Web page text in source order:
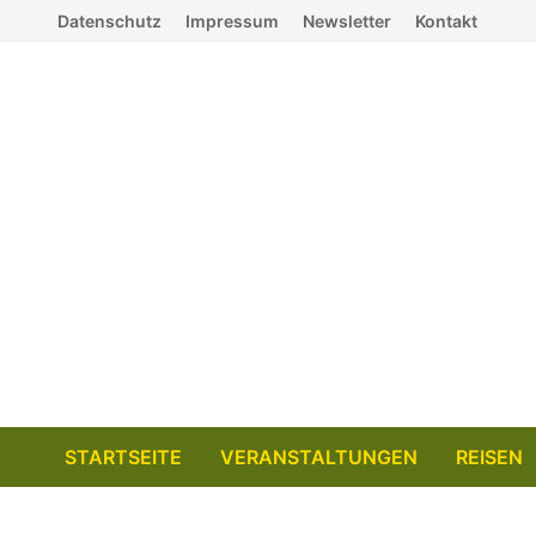
Datenschutz Impressum Newsletter Kontakt
STARTSEITE VERANSTALTUNGEN REISEN